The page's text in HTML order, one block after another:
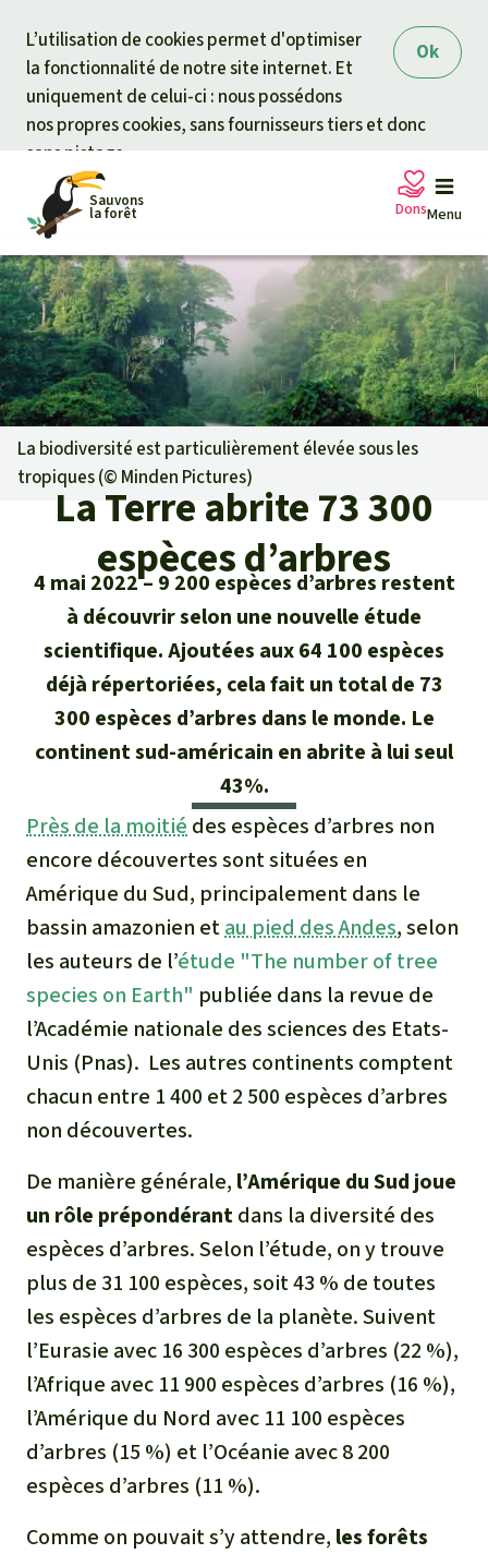
Ok
L’utilisation de cookies permet d'optimiser
la fonctionnalité de notre site internet. Et
uniquement de celui-ci : nous possédons
nos propres cookies, sans fournisseurs tiers et donc
sans pistage.
Sauvons
la forêt Menu
Pétitions
Projets
Informations
Pour approfondir
Succès
Lettre d'information
Thématiques
Climat et forêt tropicale
La biodiversité
L'huile de palme
La forêt tropicale
Le bois tropical
Les biocarburants
L’aluminium
L'élevage industriel
L'accaparement des terres
Le braconnage
Les barrages
Le ciment et le béton
Les routes
Association
Sauvons la forêt
Qui sommes-nous ?
Nous contacter
Questions fréquentes
Rapports annuels
Mentions légales
Médias
Communiqués
Dans la presse
Recherche
Français
Deutsch
English
Español
Italiano
Português
Indonesia
Dons
Votre soutien est capital
Don général
Fonds d'urgence
Certificats de don
Questions & réponses
Don pour un thème
Protection des animaux
Protection des forêts tropicales
Soutien aux activistes
Don pour une région
Asie du Sud-Est
Amérique latine
La biodiversité est particulièrement élevée sous les
tropiques (© Minden Pictures)
La Terre abrite 73 300
espèces d’arbres
4 mai 2022
9 200 espèces d’arbres restent
à découvrir selon une nouvelle étude
scientifique. Ajoutées aux 64 100 espèces
déjà répertoriées, cela fait un total de 73
300 espèces d’arbres dans le monde. Le
continent sud-américain en abrite à lui seul
43%.
Près de la moitié des espèces d’arbres non
encore découvertes sont situées en
Amérique du Sud, principalement dans le
bassin amazonien etau pied des Andes, selon
les auteurs de l’étude "The number of tree
species on Earth" publiée dans la revue de
l’Académie nationale des sciences des Etats-
Unis (Pnas). Les autres continents comptent
chacun entre 1 400 et 2 500 espèces d’arbres
non découvertes.
De manière générale, l’Amérique du Sud joue
un rôle prépondérantdans la diversité des
espèces d’arbres. Selon l’étude, on y trouve
plus de 31 100 espèces, soit 43 % de toutes
les espèces d’arbres de la planète. Suivent
l’Eurasie avec 16 300 espèces d’arbres (22 %),
l’Afrique avec 11 900 espèces d’arbres (16 %),
l’Amérique du Nord avec 11 100 espèces
d’arbres (15 %) et l’Océanie avec 8 200
espèces d’arbres (11 %).
Comme on pouvait s’y attendre, les forêts